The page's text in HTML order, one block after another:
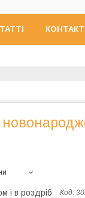
і в роздріб Код: